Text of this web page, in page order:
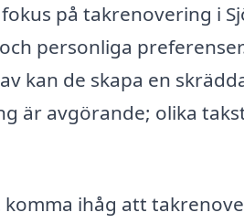
på takrenovering i
personliga
kan de skapa en
är avgörande; olika
ihåg att